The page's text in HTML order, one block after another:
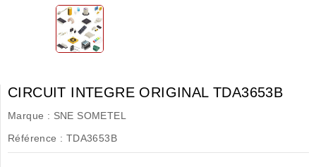
CIRCUIT INTEGRE ORIGINAL TDA3653B
Marque : SNE SOMETEL
Référence : TDA3653B